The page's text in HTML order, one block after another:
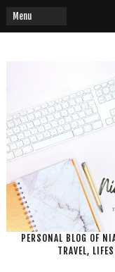
PERSONAL BLOG OF
TRAVEL,